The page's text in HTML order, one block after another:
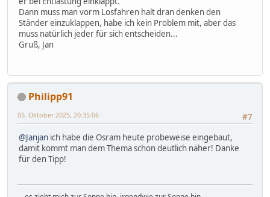
Dann muss man vorm Losfahren halt dran denken den
Ständer einzuklappen, habe ich kein Problem mit, aber das
muss natürlich jeder für sich entscheiden...
Gruß, Jan
Philipp91
#7
05. Oktober 2025, 20:35:06
@Janjan ich habe die Osram heute probeweise eingebaut,
damit kommt man dem Thema schon deutlich näher! Danke
für den Tipp!